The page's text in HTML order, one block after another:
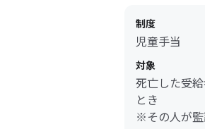
制度
児童手当
対象
死亡した受
とき
※その人が監